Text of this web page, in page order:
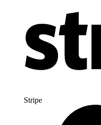
Stripe